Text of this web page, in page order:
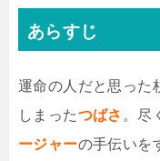
あらすじ
運命の人だと思った
しまったつばさ 。尽
ージャーの手伝いを